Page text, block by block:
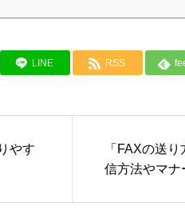
LINE RSS
やす
「FAXの送
信方法やマナ